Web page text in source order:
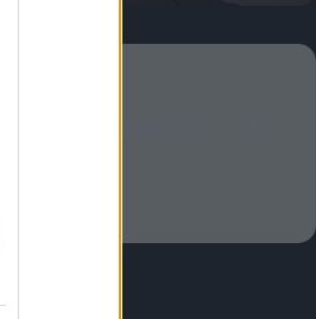
nem turbócsere – csak a
stb.). Eredeti szoftvert